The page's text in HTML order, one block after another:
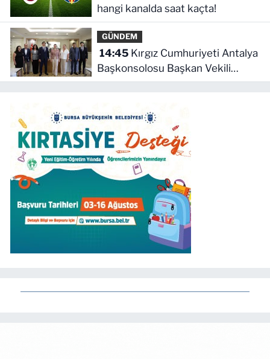
hangi kanalda saat kaçta!
GÜNDEM
14:45Kırgız Cumhuriyeti Antalya
Başkonsolosu Başkan Vekili
Özdemir'i ziyaret etti